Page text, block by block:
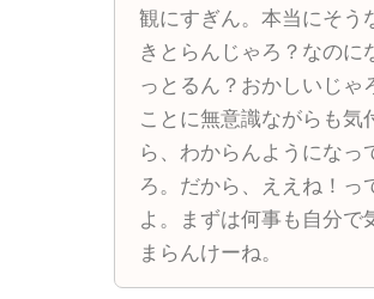
観にすぎん。本当にそう
きとらんじゃろ？なのに
っとるん？おかしいじゃ
ことに無意識ながらも気
ら、わからんようになっ
ろ。だから、ええね！っ
よ。まずは何事も自分で
まらんけーね。